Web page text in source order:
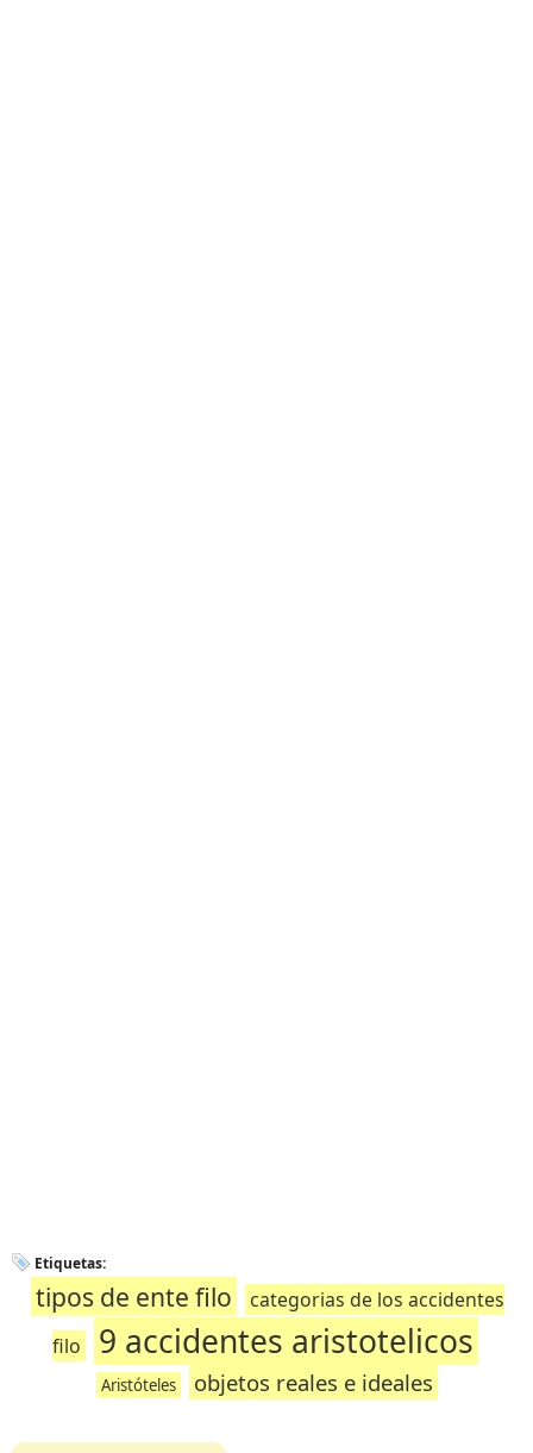
Etiquetas:
tipos de ente filo
categorias de los accidentes
filo
9 accidentes aristotelicos
Aristóteles objetos reales e ideales